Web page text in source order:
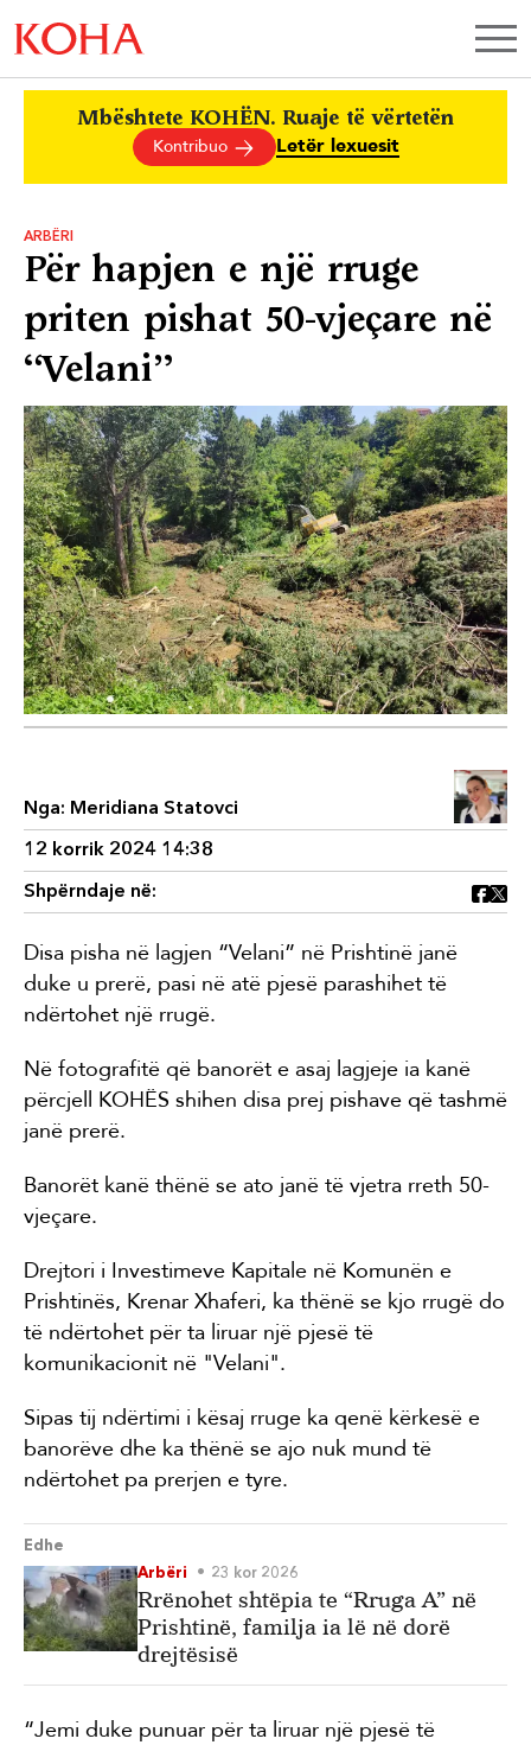
Mbështete KOHËN. Ruaje të vërtetën
Kontribuo Letër lexuesit
ARBËRI
Për hapjen e një rruge
priten pishat 50-vjeçare në
“Velani”
Nga: Meridiana Statovci
12 korrik 2024 14:38
Shpërndaje në:
Disa pisha në lagjen “Velani” në Prishtinë janë
duke u prerë, pasi në atë pjesë parashihet të
ndërtohet një rrugë.
Në fotografitë që banorët e asaj lagjeje ia kanë
përcjell KOHËS shihen disa prej pishave që tashmë
janë prerë.
Banorët kanë thënë se ato janë të vjetra rreth 50-
vjeçare.
Drejtori i Investimeve Kapitale në Komunën e
Prishtinës, Krenar Xhaferi, ka thënë se kjo rrugë do
të ndërtohet për ta liruar një pjesë të
komunikacionit në "Velani".
Sipas tij ndërtimi i kësaj rruge ka qenë kërkesë e
banorëve dhe ka thënë se ajo nuk mund të
ndërtohet pa prerjen e tyre.
Edhe
Arbëri
23 kor 2026
Rrënohet shtëpia te “Rruga A” në
Prishtinë, familja ia lë në dorë
drejtësisë
“Jemi duke punuar për ta liruar një pjesë të